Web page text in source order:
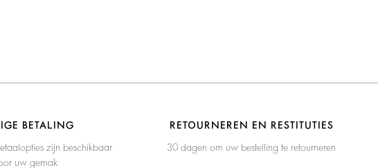
BETALING
zijn beschikbaar
uw gemak
RETOURNEREN EN RESTITUTIES
30 dagen om uw bestelling te retourneren